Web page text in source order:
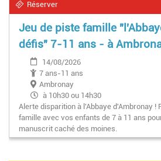
Réserver
Jeu de piste famille
défis" 7-11 ans - à
14/08/2026
7 ans-11 ans
Ambronay
à 10h30 ou 14h30
Alerte disparition à l'Abbaye d'Ambronay !
famille avec vos enfants de 7 à 11 ans
manuscrit caché des moines.